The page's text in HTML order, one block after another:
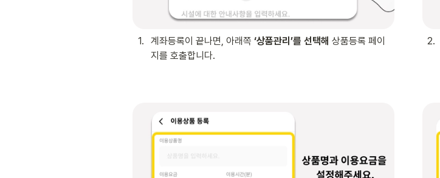
1. 계좌등록이 끝나면, 아래쪽 ‘상품관리’를 선택해 상품등록 페이
지를 호출합니다.
2.